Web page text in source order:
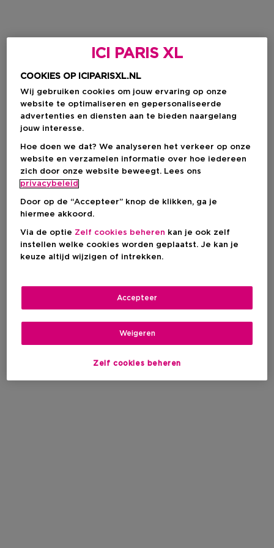
ICI PARIS XL
COOKIES OP ICIPARISXL.NL
Wij gebruiken cookies om jouw ervaring op onze
website te optimaliseren en gepersonaliseerde
advertenties en diensten aan te bieden naargelang
jouw interesse.
Hoe doen we dat? We analyseren het verkeer op onze
website en verzamelen informatie over hoe iedereen
zich door onze website beweegt. Lees ons
privacybeleid
Door op de “Accepteer” knop de klikken, ga je
hiermee akkoord.
Via de optie Zelf cookies beheren kan je ook zelf
instellen welke cookies worden geplaatst. Je kan je
keuze altijd wijzigen of intrekken.
Zelf cookies beheren
Weigeren
Accepteer